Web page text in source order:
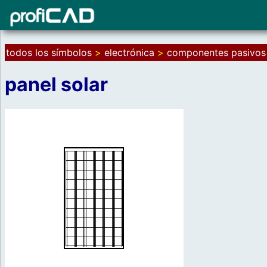
todos los símbolos > electrónica > componentes pasivos
panel solar